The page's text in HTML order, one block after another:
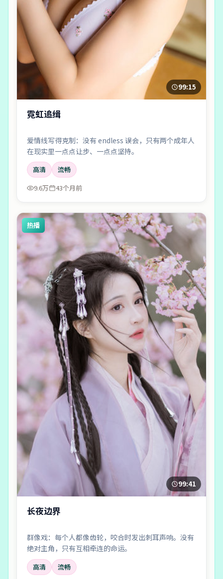
99:15
霓虹追缉
爱情线写得克制：没有 endless 误会，只有两个成年人
在现实里一点点让步、一点点坚持。
高清
流畅
9.6万
43个月前
热播
99:41
长夜边界
群像戏：每个人都像齿轮，咬合时发出刺耳声响。没有
绝对主角，只有互相牵连的命运。
高清
流畅